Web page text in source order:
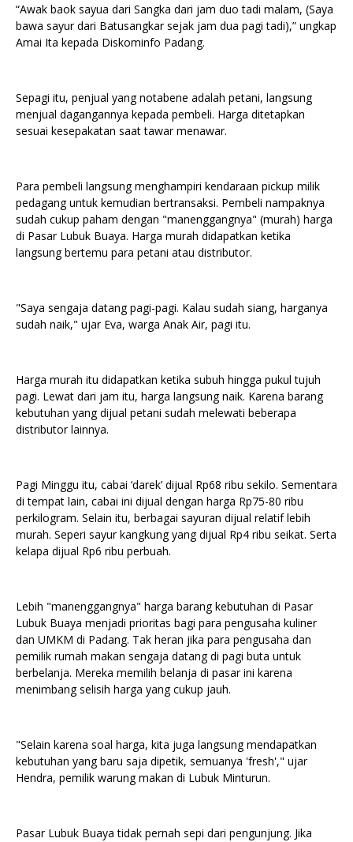
“Awak baok sayua dari Sangka dari jam duo tadi malam, (Saya
bawa sayur dari Batusangkar sejak jam dua pagi tadi),” ungkap
Amai Ita kepada Diskominfo Padang.
Sepagi itu, penjual yang notabene adalah petani, langsung
menjual dagangannya kepada pembeli. Harga ditetapkan
sesuai kesepakatan saat tawar menawar.
Para pembeli langsung menghampiri kendaraan pickup milik
pedagang untuk kemudian bertransaksi. Pembeli nampaknya
sudah cukup paham dengan "manenggangnya" (murah) harga
di Pasar Lubuk Buaya. Harga murah didapatkan ketika
langsung bertemu para petani atau distributor.
"Saya sengaja datang pagi-pagi. Kalau sudah siang, harganya
sudah naik," ujar Eva, warga Anak Air, pagi itu.
Harga murah itu didapatkan ketika subuh hingga pukul tujuh
pagi. Lewat dari jam itu, harga langsung naik. Karena barang
kebutuhan yang dijual petani sudah melewati beberapa
distributor lainnya.
Pagi Minggu itu, cabai ‘darek’ dijual Rp68 ribu sekilo. Sementara
di tempat lain, cabai ini dijual dengan harga Rp75-80 ribu
perkilogram. Selain itu, berbagai sayuran dijual relatif lebih
murah. Seperi sayur kangkung yang dijual Rp4 ribu seikat. Serta
kelapa dijual Rp6 ribu perbuah.
Lebih "manenggangnya" harga barang kebutuhan di Pasar
Lubuk Buaya menjadi prioritas bagi para pengusaha kuliner
dan UMKM di Padang. Tak heran jika para pengusaha dan
pemilik rumah makan sengaja datang di pagi buta untuk
berbelanja. Mereka memilih belanja di pasar ini karena
menimbang selisih harga yang cukup jauh.
"Selain karena soal harga, kita juga langsung mendapatkan
kebutuhan yang baru saja dipetik, semuanya 'fresh'," ujar
Hendra, pemilik warung makan di Lubuk Minturun.
Pasar Lubuk Buaya tidak pernah sepi dari pengunjung. Jika